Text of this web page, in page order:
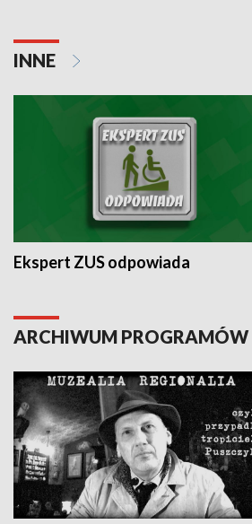
INNE
Ekspert ZUS odpowiada
ARCHIWUM PROGRAMÓW